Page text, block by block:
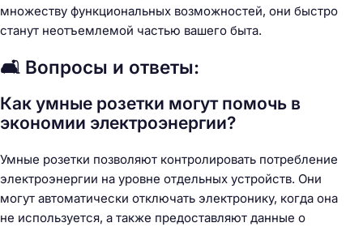
множеству функциональных возможностей, они быстро
станут неотъемлемой частью вашего быта.
🛋️ Вопросы и ответы:
Как умные розетки могут помочь в
экономии электроэнергии?
Умные розетки позволяют контролировать потребление
электроэнергии на уровне отдельных устройств. Они
могут автоматически отключать электронику, когда она
не используется, а также предоставляют данные о